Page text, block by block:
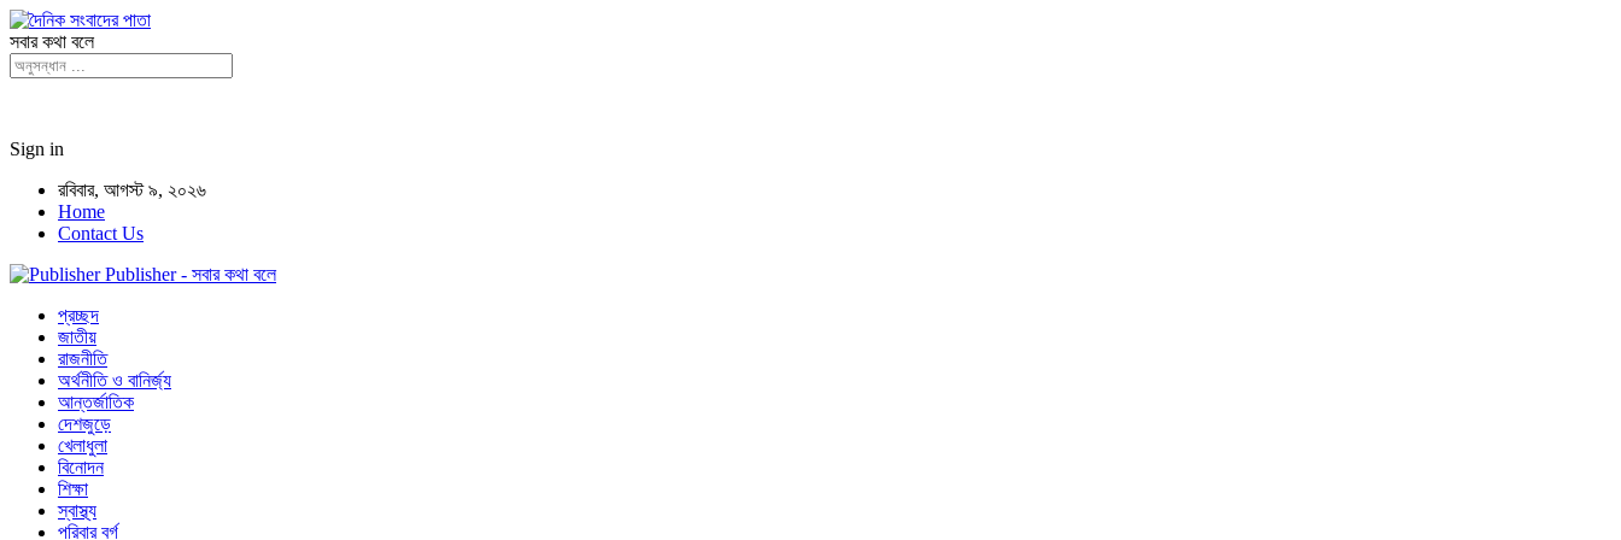
সবার কথা বলে
Sign in
রবিবার, আগস্ট ৯, ২০২৬
Home
Contact Us
Publisher - সবার কথা বলে
প্রচ্ছদ
জাতীয়
রাজনীতি
অর্থনীতি ও বানির্জ্য
আন্তর্জাতিক
দেশজুড়ে
খেলাধুলা
বিনোদন
শিক্ষা
স্বাস্থ্য
পরিবার বর্গ